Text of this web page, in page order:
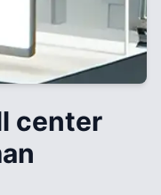
center